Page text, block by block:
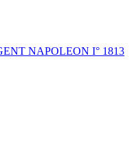
NAPOLEON I° 1813